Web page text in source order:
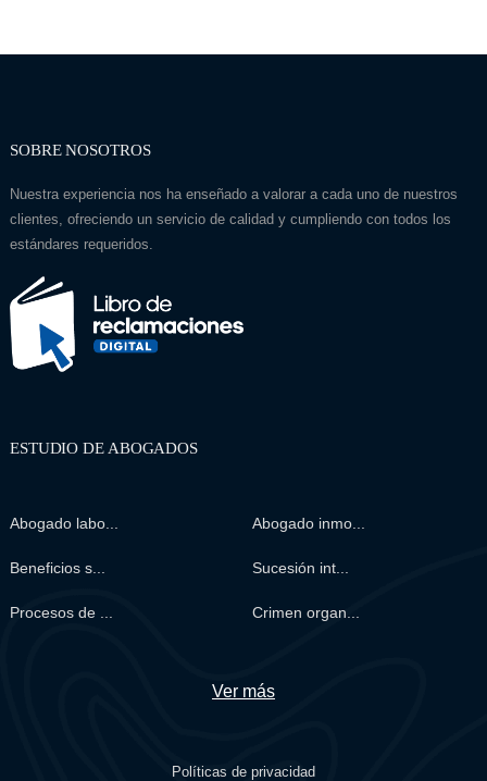
SOBRE NOSOTROS
Nuestra experiencia nos ha enseñado a valorar a cada uno de nuestros
clientes, ofreciendo un servicio de calidad y cumpliendo con todos los
estándares requeridos.
ESTUDIO DE ABOGADOS
Abogado labo... Abogado inmo...
Beneficios s... Sucesión int...
Procesos de ... Crimen organ...
Ver más
Políticas de privacidad